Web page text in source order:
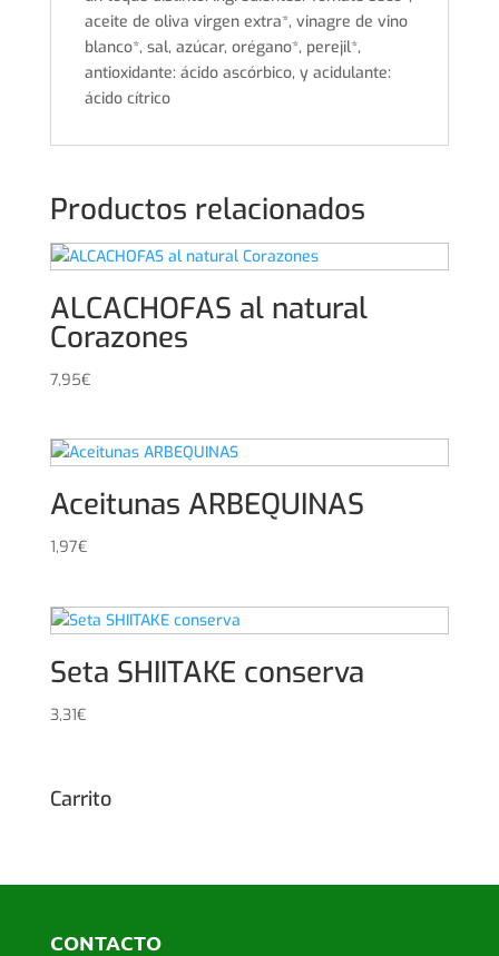
aceite de oliva virgen extra*, vinagre de vino
blanco*, sal, azúcar, orégano*, perejil*,
antioxidante: ácido ascórbico, y acidulante:
ácido cítrico
Productos relacionados
ALCACHOFAS al natural
Corazones
7,95€
Aceitunas ARBEQUINAS
1,97€
Seta SHIITAKE conserva
3,31€
Carrito
CONTACTO